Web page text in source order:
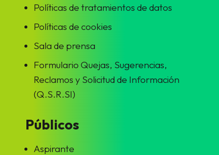
Políticas de tratamientos de datos
Políticas de cookies
Sala de prensa
Formulario Quejas, Sugerencias,
Reclamos y Solicitud de Información
(Q.S.R.SI)
Públicos
Aspirante